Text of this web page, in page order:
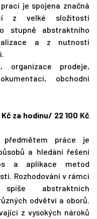
je spojena značná
z velké složitosti
stupně abstraktního
a z nutnosti
organizace prodeje,
obchodní
Kč za hodinu/ 22 100 Kč
předmětem práce je
a hledání řešení
a aplikace metod
Rozhodování v rámci
spíše abstraktních
odvětví a oborů.
z vysokých nároků